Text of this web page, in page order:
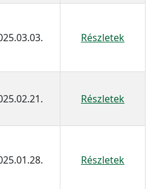
Részletek
Részletek
Részletek